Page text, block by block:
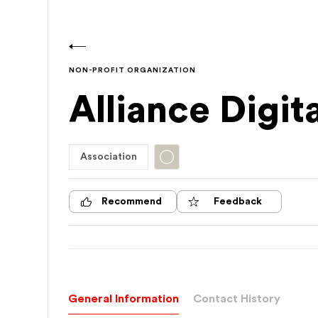
NON-PROFIT ORGANIZATION
Alliance
Association
Recommend Feedback
General Information Contact History